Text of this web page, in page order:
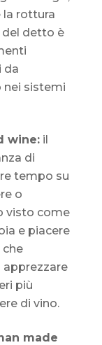
la rottura
detto è
da
nei sistemi
wine:il
di
tempo su
o
visto come
e piacere
che
più
di vino.
made